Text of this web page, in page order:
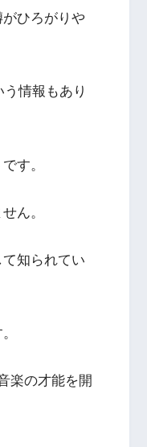
ひろがりや
情報もあり
す。
ん。
知られてい
楽の才能を開